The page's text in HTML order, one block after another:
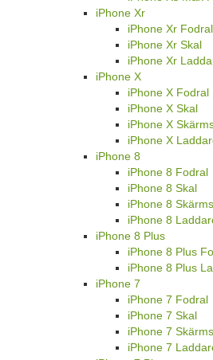
iPhone Xr
iPhone Xr Fodral
iPhone Xr Skal
iPhone Xr
iPhone X
iPhone X Fodral
iPhone X Skal
iPhone X
iPhone X
iPhone 8
iPhone 8 Fodral
iPhone 8 Skal
iPhone 8
iPhone 8
iPhone 8 Plus
iPhone 8 Plus
iPhone 8 Plus
iPhone 7
iPhone 7 Fodral
iPhone 7 Skal
iPhone 7
iPhone 7